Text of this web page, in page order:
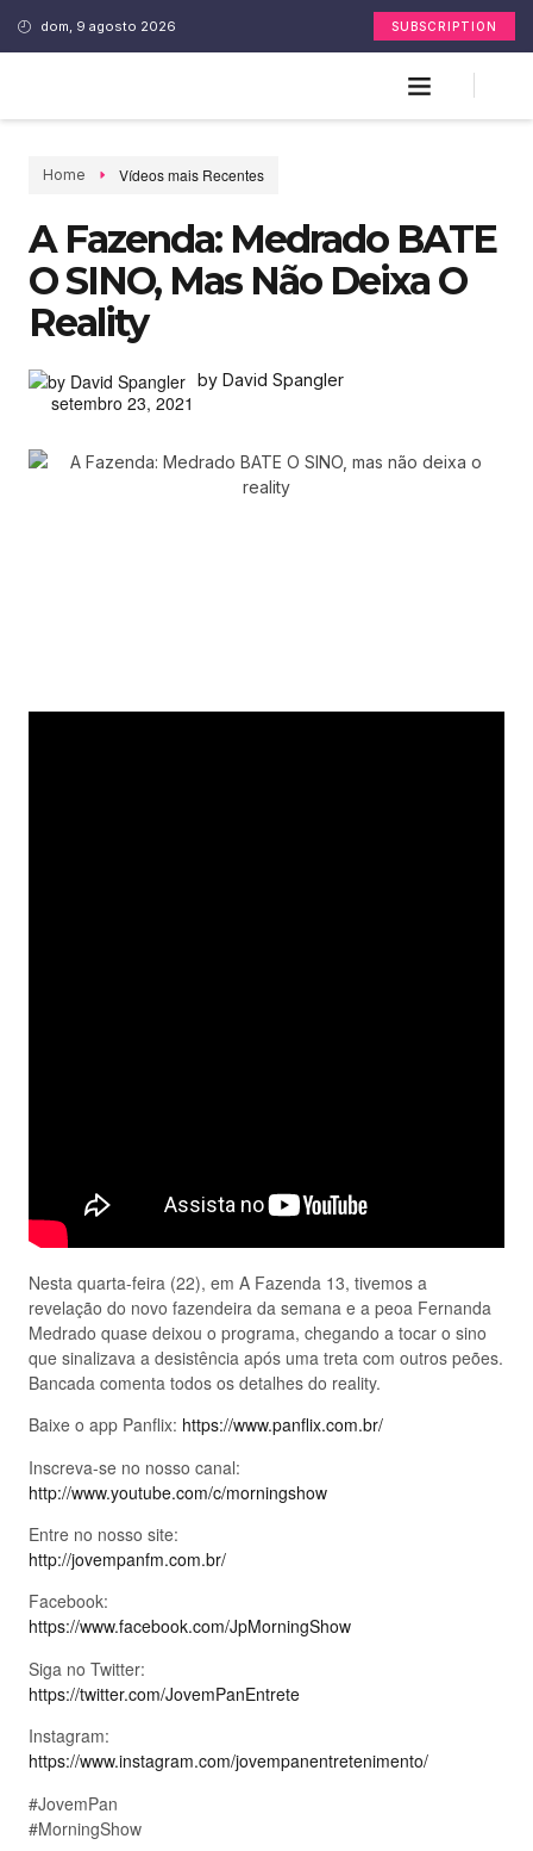
dom, 9 agosto 2026 SUBSCRIPTION
Home Vídeos mais Recentes
A Fazenda: Medrado BATE
O SINO, Mas Não Deixa O
Reality
by David Spangler
setembro 23, 2021
Nesta quarta-feira (22), em A Fazenda 13, tivemos a
revelação do novo fazendeira da semana e a peoa Fernanda
Medrado quase deixou o programa, chegando a tocar o sino
que sinalizava a desistência após uma treta com outros peões.
Bancada comenta todos os detalhes do reality.
Baixe o app Panflix: https://www.panflix.com.br/
Inscreva-se no nosso canal:
http://www.youtube.com/c/morningshow
Entre no nosso site:
http://jovempanfm.com.br/
Facebook:
https://www.facebook.com/JpMorningShow
Siga no Twitter:
https://twitter.com/JovemPanEntrete
Instagram:
https://www.instagram.com/jovempanentretenimento/
#JovemPan
#MorningShow